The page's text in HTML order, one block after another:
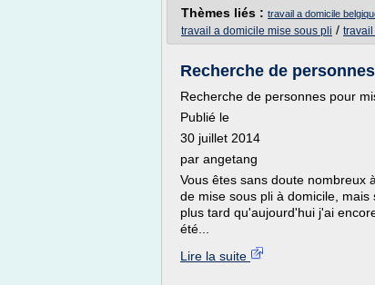
Thèmes liés : travail a domicile
travail a domicile mise sous pli /
Recherche de
Recherche de personnes pour
Publié le
30 juillet 2014
par angetang
Vous êtes sans doute nombreux
de mise sous pli à domicile,
plus tard qu'aujourd'hui j'ai
été...
Lire la suite